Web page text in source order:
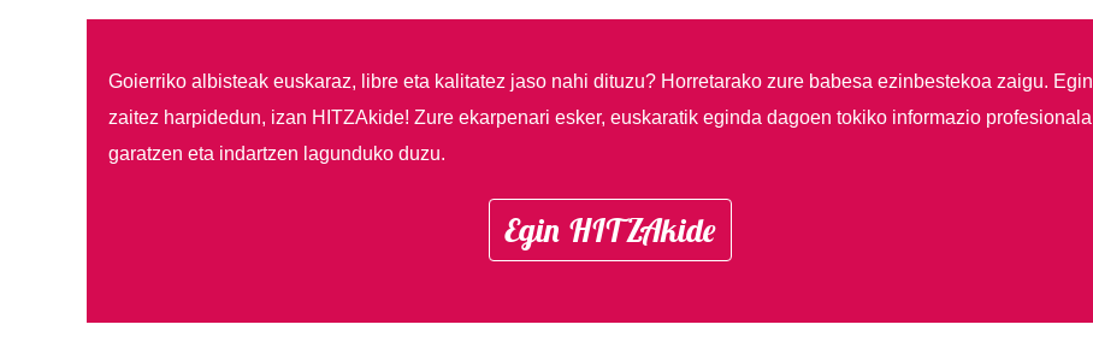
Goierriko albisteak euskaraz, libre eta kalitatez jaso nahi dituzu? Horretarako zure babesa ezinbestekoa zaigu. Egin
zaitez harpidedun, izan HITZAkide! Zure ekarpenari esker, euskaratik eginda dagoen tokiko informazio profesionala
garatzen eta indartzen lagunduko duzu.
Egin HITZAkide